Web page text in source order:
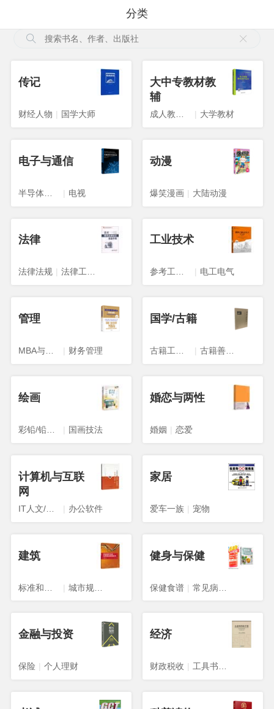
分类
传记
财经人物 | 国学大师
大中专教材教
辅
| 大学教材
电子与通信
| 电视
动漫
爆笑漫画 | 大陆动漫
法律
法律法规 | 法律工具书
工业技术
参考工具书 | 电工电气
管理
MBA与工商管理 | 财务管理
国学/古籍
古籍工具书 | 古籍善本影印本
绘画
| 国画技法
婚恋与两性
婚姻 | 恋爱
计算机与互联
网
| 办公软件
家居
爱车一族 | 宠物
建筑
| 城市规划、城市设计
健身与保健
保健食谱 |
金融与投资
保险 | 个人理财
经济
财政税收 | 工具书与参考书